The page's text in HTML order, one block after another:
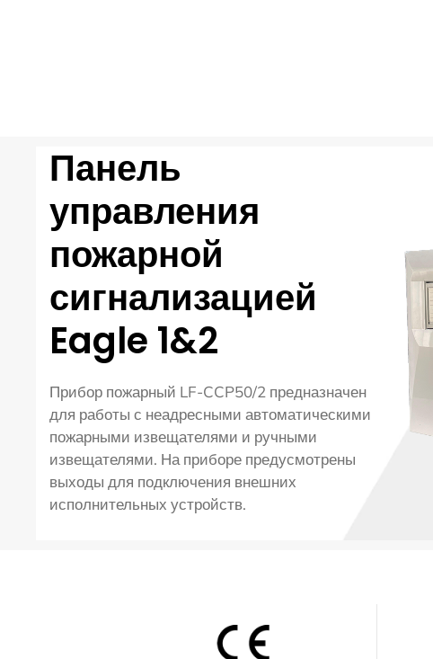
Панель
управления
пожарной
сигнализацией
Eagle 1&2
Прибор пожарный LF-CCP50/2 предназначен
для работы с неадресными автоматическими
пожарными извещателями и ручными
извещателями. На приборе предусмотрены
выходы для подключения внешних
исполнительных устройств.